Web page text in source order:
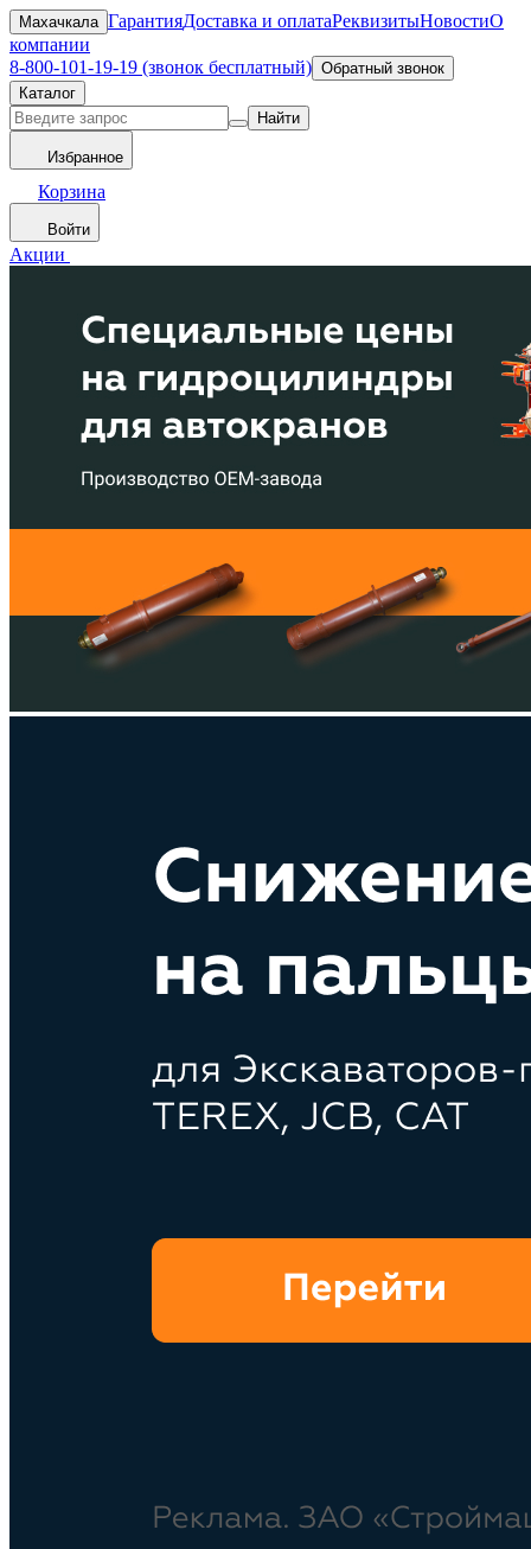
Махачкала ГарантияДоставка и оплатаРеквизитыНовостиО
компании
8-800-101-19-19 (звонок бесплатный) Обратный звонок
Каталог
Найти
Избранное
Корзина
Войти
Акции